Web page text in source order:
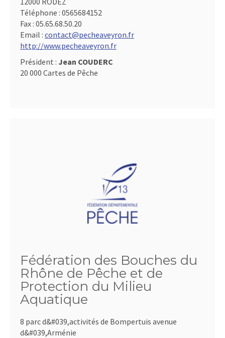
Téléphone : 0565684152
Fax : 05.65.68.50.20
Email : contact@pecheaveyron.fr
http://www.pecheaveyron.fr
Président : Jean COUDERC
20 000 Cartes de Pêche
Fédération des Bouches du
Rhône de Pêche et de
Protection du Milieu
Aquatique
8 parc d&#039,activités de Bompertuis avenue
d&#039,Arménie